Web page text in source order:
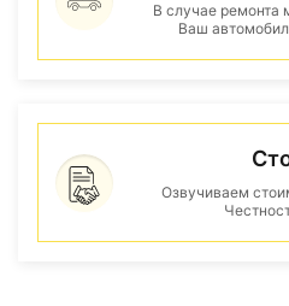
В случае ремонта
Ваш
Озвучиваем